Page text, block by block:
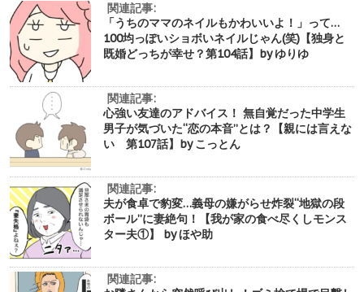
関連記事:
「うちのママのネイルもかわいいよ！」って…
100均っぽいショボいネイルじゃん(笑)【独身と
既婚どっちが幸せ？第104話】by ゆりゆ
関連記事:
心強い友達のアドバイス！ 無自覚だった中学生
男子が気づいた“恋の本音”とは？【親には言えな
い 第107話】by こっとん
関連記事:
夫が食卓で豹変…義母の嫌がらせ炸裂“地獄の段
ボール”に妻絶句！【我が家の食べ尽くしモンス
ター夫①】 by ほや助
関連記事: